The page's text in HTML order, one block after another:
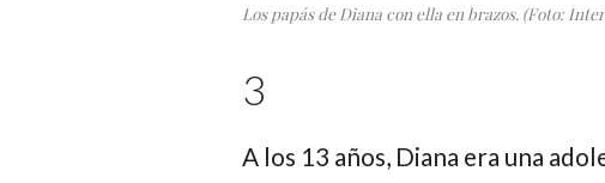
Los papás de Diana con ella en brazos. (Foto:
3
A los 13 años, Diana era una